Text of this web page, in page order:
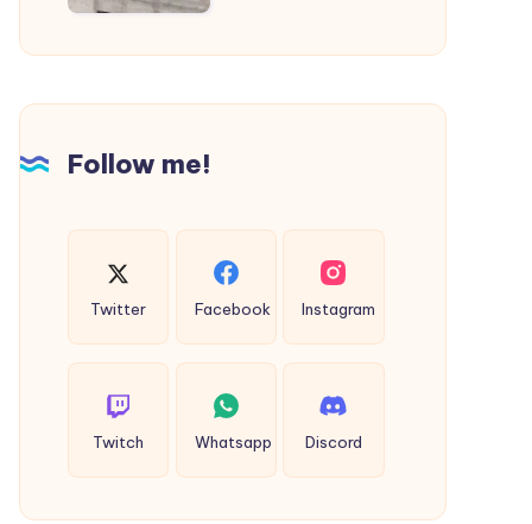
Follow me!
Twitter Facebook Instagram
Twitch Whatsapp Discord